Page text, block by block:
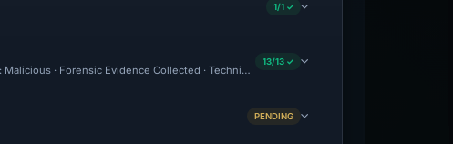
1/1 ✓
· Forensic Evidence Collected · Technical Analysis Recorded · VT Detection +1
13/13 ✓
PENDING